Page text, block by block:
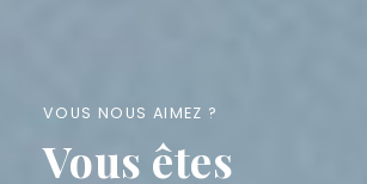
VOUS NOUS AIMEZ ?
Vous êtes